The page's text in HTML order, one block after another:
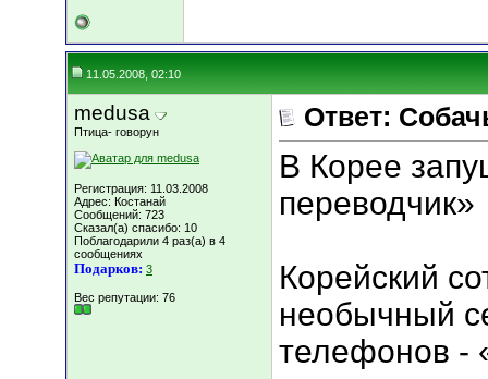
11.05.2008, 02:10
medusa
Птица- говорун
Регистрация: 11.03.2008
Адрес: Костанай
Сообщений: 723
Сказал(а) спасибо: 10
Поблагодарили 4 раз(а) в 4
сообщениях
Подарков: 3
Вес репутации: 76
Ответ:
В Корее
переводчик»
Корейский
необычный
телефонов -